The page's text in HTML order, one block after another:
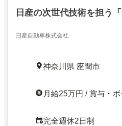
日産の次世代技術を担う
日産自動車株式会社
神奈川県 座間市
月給25万円 / 賞与・
完全週休2日制